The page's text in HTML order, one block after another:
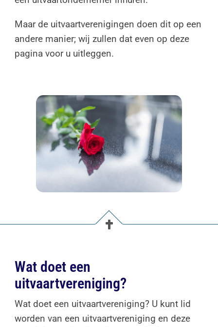
Maar de uitvaartverenigingen doen dit op een
andere manier; wij zullen dat even op deze
pagina voor u uitleggen.
Wat doet een
uitvaartvereniging?
Wat doet een uitvaartvereniging? U kunt lid
worden van een uitvaartvereniging en deze